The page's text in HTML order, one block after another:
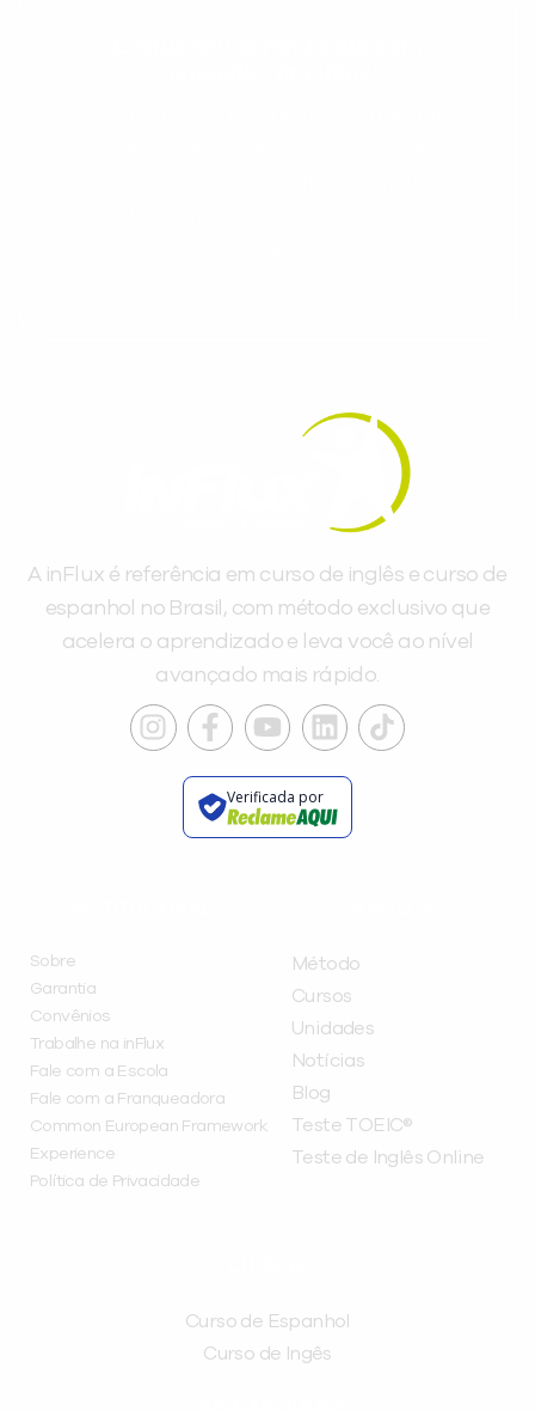
A inFlux é referência em curso de inglês e curso de
espanhol no Brasil, com método exclusivo que
acelera o aprendizado e leva você ao nível
avançado mais rápido.
Verificada por
Sobre
Garantia
Convênios
Trabalhe na inFlux
Fale com a Escola
Fale com a Franqueadora
Common European Framework
Experience
Política de Privacidade
Método
Cursos
Unidades
Notícias
Blog
Teste TOEIC®
Teste de Inglês Online
Curso de Espanhol
Curso de Ingês